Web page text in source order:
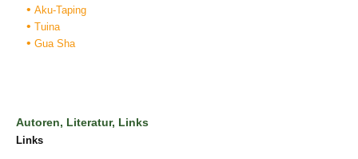
Aku-Taping
Tuina
Gua Sha
Autoren, Literatur, Links
Links